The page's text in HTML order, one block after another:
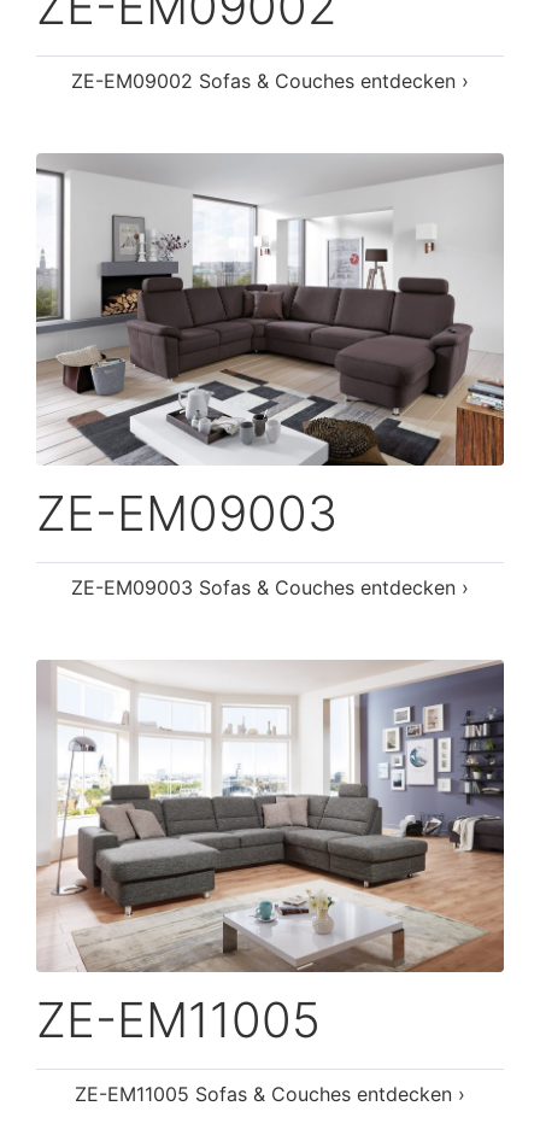
ZE-EM09002 Sofas & Couches entdecken ›
ZE-EM09003
ZE-EM09003 Sofas & Couches entdecken ›
ZE-EM11005
ZE-EM11005 Sofas & Couches entdecken ›